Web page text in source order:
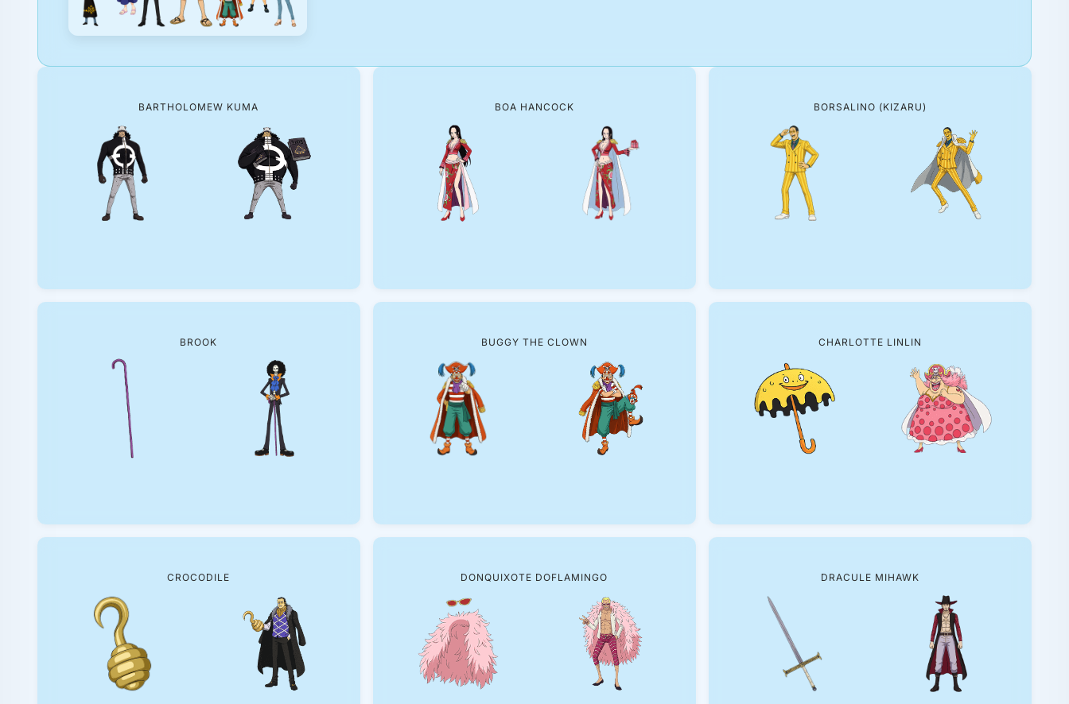
BARTHOLOMEW KUMA BOA HANCOCK BORSALINO (KIZARU)
BROOK BUGGY THE CLOWN CHARLOTTE LINLIN
CROCODILE DONQUIXOTE DOFLAMINGO DRACULE MIHAWK